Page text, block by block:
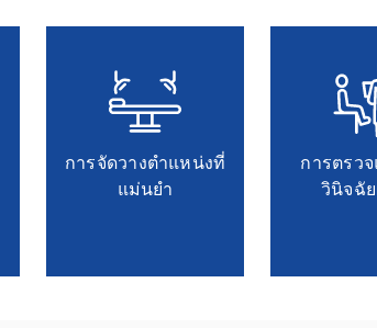
การจัดวางตำแหน่งที่
แม่นยำ
การตรว
วินิจฉั